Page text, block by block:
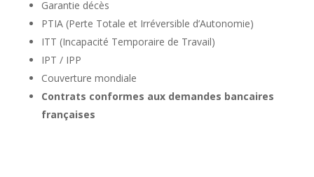
Garantie décès
PTIA (Perte Totale et Irréversible d’Autonomie)
ITT (Incapacité Temporaire de Travail)
IPT / IPP
Couverture mondiale
Contrats conformes aux demandes bancaires
françaises